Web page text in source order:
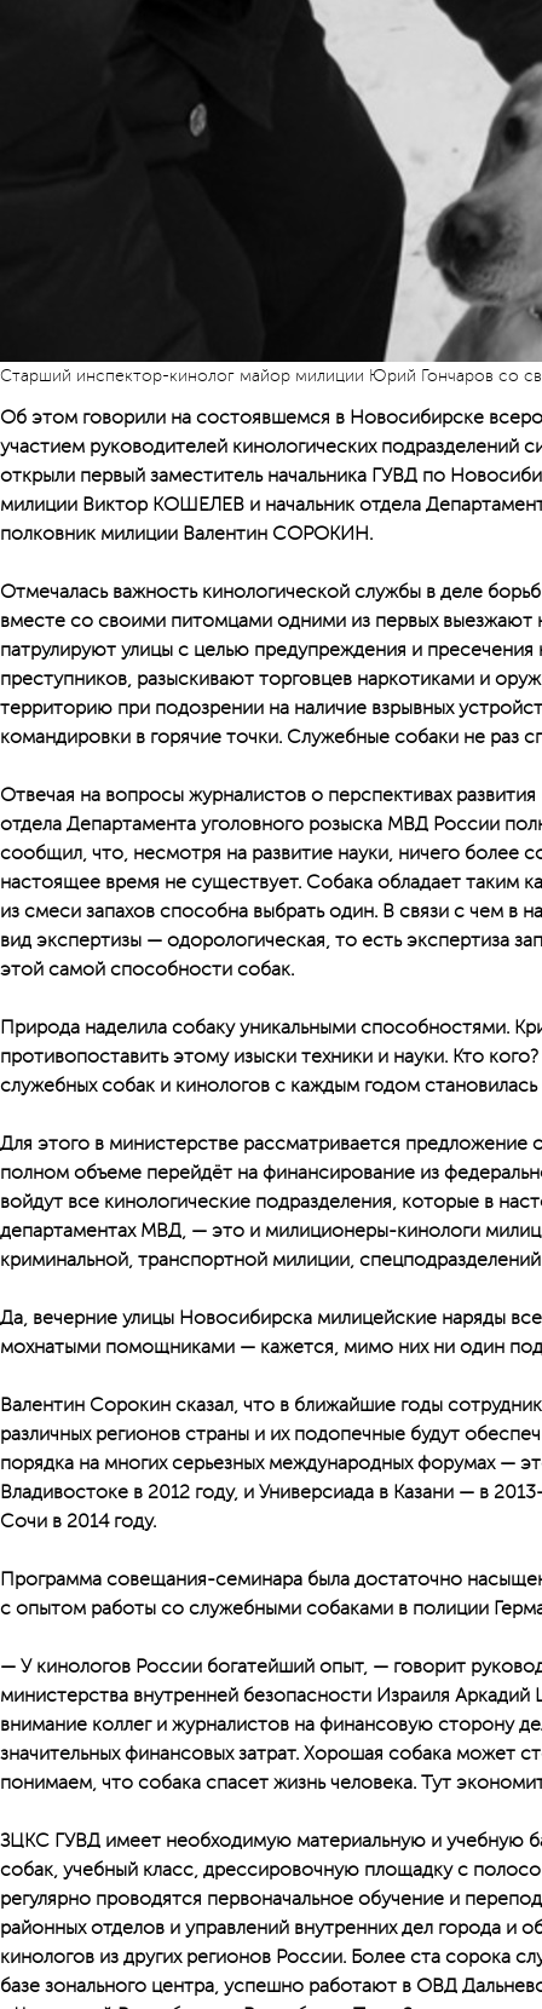
Старший инспектор-кинолог майор милиции Юрий Гончаров со
Об этом говорили на состоявшемся в Новосибирске
участием руководителей кинологических
открыли первый заместитель начальника ГУВД по
милиции Виктор КОШЕЛЕВ и начальник отдела
полковник милиции Валентин СОРОКИН.
Отмечалась важность кинологической службы в деле
вместе со своими питомцами одними из первых выезжают
патрулируют улицы с целью предупреждения и
преступников, разыскивают торговцев наркотиками и
территорию при подозрении на наличие взрывных
командировки в горячие точки. Служебные собаки не раз
Отвечая на вопросы журналистов о перспективах
отдела Департамента уголовного розыска МВД России
сообщил, что, несмотря на развитие науки, ничего более
настоящее время не существует. Собака обладает таким
из смеси запахов способна выбрать один. В связи с чем в
вид экспертизы — одорологическая, то есть экспертиза
этой самой способности собак.
Природа наделила собаку уникальными способностями.
противопоставить этому изыски техники и науки. Кто
служебных собак и кинологов с каждым годом
Для этого в министерстве рассматривается предложение
полном объеме перейдёт на финансирование из
войдут все кинологические подразделения, которые в
департаментах МВД, — это и милиционеры-кинологи
криминальной, транспортной милиции,
Да, вечерние улицы Новосибирска милицейские наряды
мохнатыми помощниками — кажется, мимо них ни один
Валентин Сорокин сказал, что в ближайшие годы
различных регионов страны и их подопечные будут
порядка на многих серьезных международных форумах —
Владивостоке в 2012 году, и Универсиада в Казани — в
Сочи в 2014 году.
Программа совещания-семинара была достаточно
с опытом работы со служебными собаками в полиции
— У кинологов России богатейший опыт, — говорит
министерства внутренней безопасности Израиля
внимание коллег и журналистов на финансовую сторону
значительных финансовых затрат. Хорошая собака может
понимаем, что собака спасет жизнь человека. Тут
ЗЦКС ГУВД имеет необходимую материальную и учебную
собак, учебный класс, дрессировочную площадку с
регулярно проводятся первоначальное обучение и
районных отделов и управлений внутренних дел города и
кинологов из других регионов России. Более ста сорока
базе зонального центра, успешно работают в ОВД